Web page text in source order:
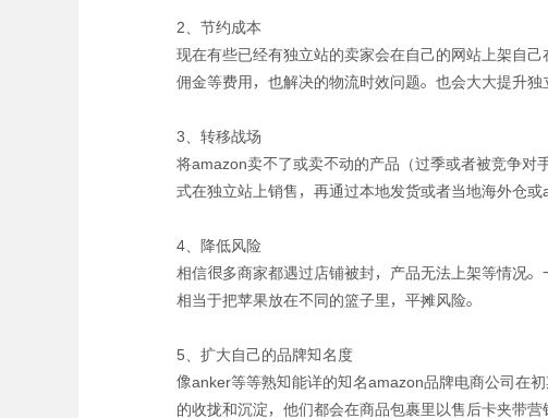
2、节约成本
现在有些已经有独立站的卖家会在自己的网站上架自
佣金等费用，也解决的物流时效问题。也会大大提升独
3、转移战场
将amazon卖不了或卖不动的产品（过季或者被竞争对
式在独立站上销售，再通过本地发货或者当地海外仓或
4、降低风险
相信很多商家都遇过店铺被封，产品无法上架等情况
相当于把苹果放在不同的篮子里，平摊风险。
5、扩大自己的品牌知名度
像anker等等熟知能详的知名amazon品牌电商公司在
的收拢和沉淀，他们都会在商品包裹里以售后卡夹带